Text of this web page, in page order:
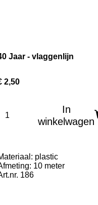
Jaar - vlaggenlijn
2,50
In
winkelwagen
plastic
10 meter
186